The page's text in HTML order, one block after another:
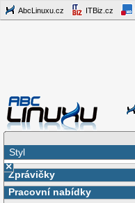
AbcLinuxu.cz ITBiz.cz
Styl
×
Zprávičky
Pracovní nabídky